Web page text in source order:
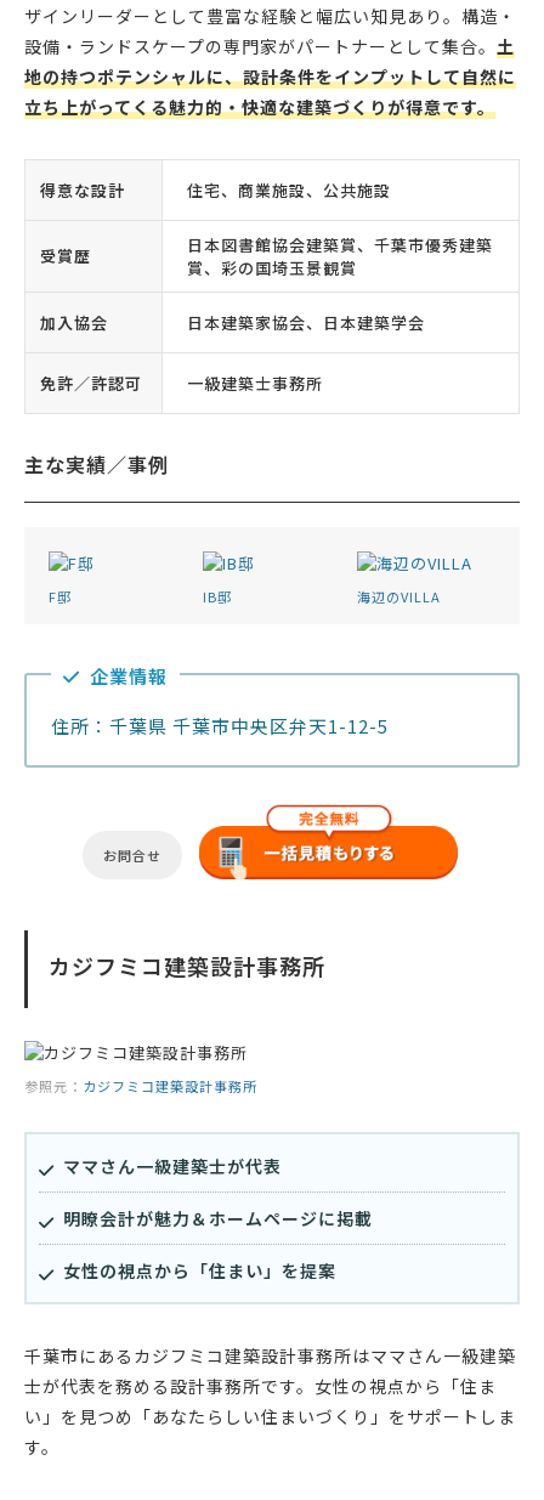
ザインリーダーとして豊富な経験と幅広い知見あり。構造・
設備・ランドスケープの専門家がパートナーとして集合。 土
地の持つポテンシャルに、設計条件をインプットして自然に
立ち上がってくる魅力的・快適な建築づくりが得意です。
得意な設計 住宅、商業施設、公共施設
受賞歴
日本図書館協会建築賞、千葉市優秀建築
賞、彩の国埼玉景観賞
加入協会 日本建築家協会、日本建築学会
免許／許認可 一級建築士事務所
主な実績／事例
F邸 IB邸 海辺のVILLA
企業情報
住所：千葉県 千葉市中央区弁天1-12-5
お問合せ
カジフミコ建築設計事務所
参照元： カジフミコ建築設計事務所
ママさん一級建築士が代表
明瞭会計が魅力＆ホームページに掲載
女性の視点から「住まい」を提案
千葉市にあるカジフミコ建築設計事務所はママさん一級建築
士が代表を務める設計事務所です。女性の視点から「住ま
い」を見つめ「あなたらしい住まいづくり」をサポートしま
す。